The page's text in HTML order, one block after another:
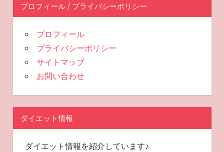
プロフィール / プライバシーポリシー
プロフィール
プライバシーポリシー
サイトマップ
お問い合わせ
ダイエット情報
ダイエット情報を紹介しています♪